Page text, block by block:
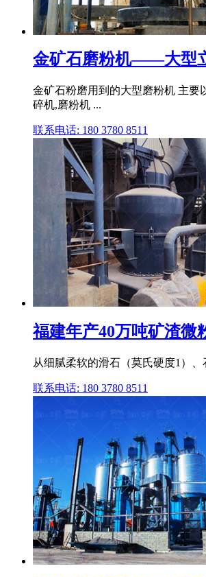
金矿石磨粉机——大型
金矿石粉磨用到的大型磨粉机 主要
碎机,磨粉机 ...
联系电话: 180 3780 8511
福建年产40万吨矿渣微
从细腻柔软的滑石（莫氏硬度1）
联系电话: 180 3780 8511